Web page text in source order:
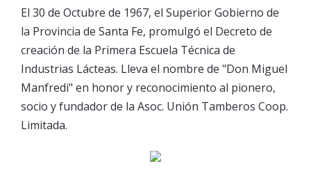
El 30 de Octubre de 1967, el Superior Gobierno de
la Provincia de Santa Fe, promulgó el Decreto de
creación de la Primera Escuela Técnica de
Industrias Lácteas. Lleva el nombre de "Don Miguel
Manfredi" en honor y reconocimiento al pionero,
socio y fundador de la Asoc. Unión Tamberos Coop.
Limitada.